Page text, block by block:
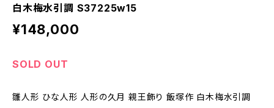
白木梅水引調 S37225w15
¥148,000
SOLD OUT
雛人形 ひな人形 人形の久月 親王飾り 飯塚作 白木梅水引調